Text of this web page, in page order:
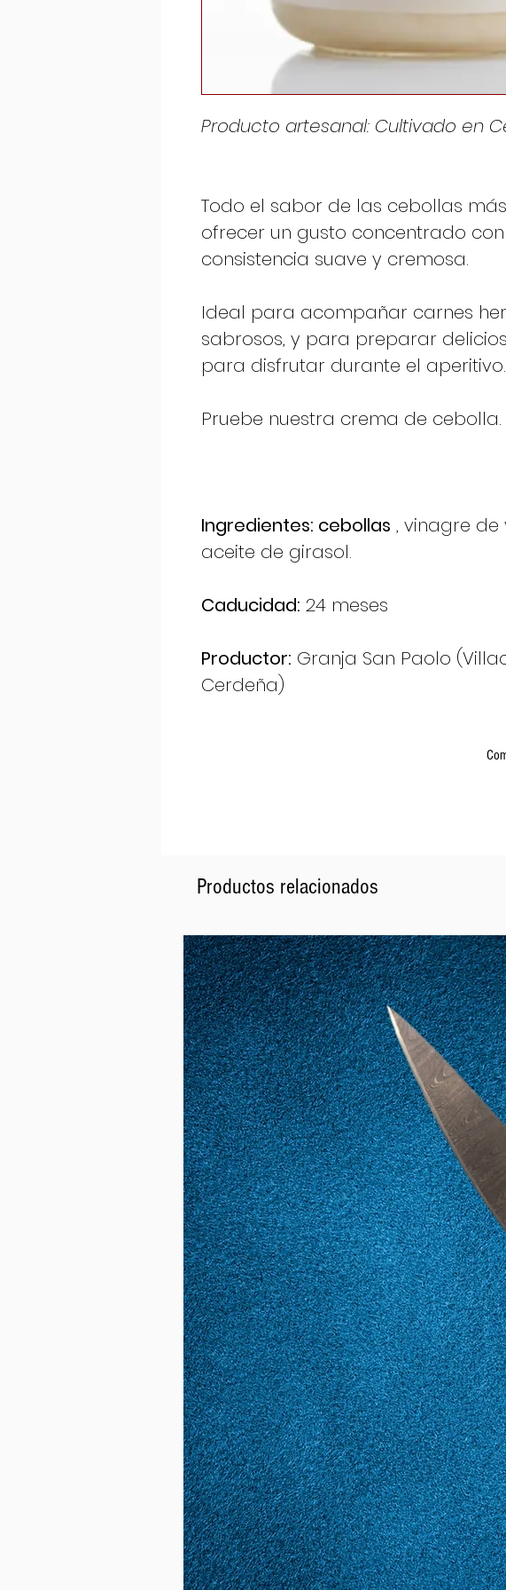
Producto artesanal: Cultivado en
Todo el sabor de las cebollas
ofrecer un gusto concentrado
consistencia suave y cremosa.
Ideal para acompañar carnes
sabrosos, y para preparar
para disfrutar durante el aperitivo.
Pruebe nuestra crema de cebolla.
Ingredientes: cebollas , vinagre de
aceite de girasol.
Caducidad: 24 meses
Productor: Granja San Paolo
Cerdeña)
Productos relacionados